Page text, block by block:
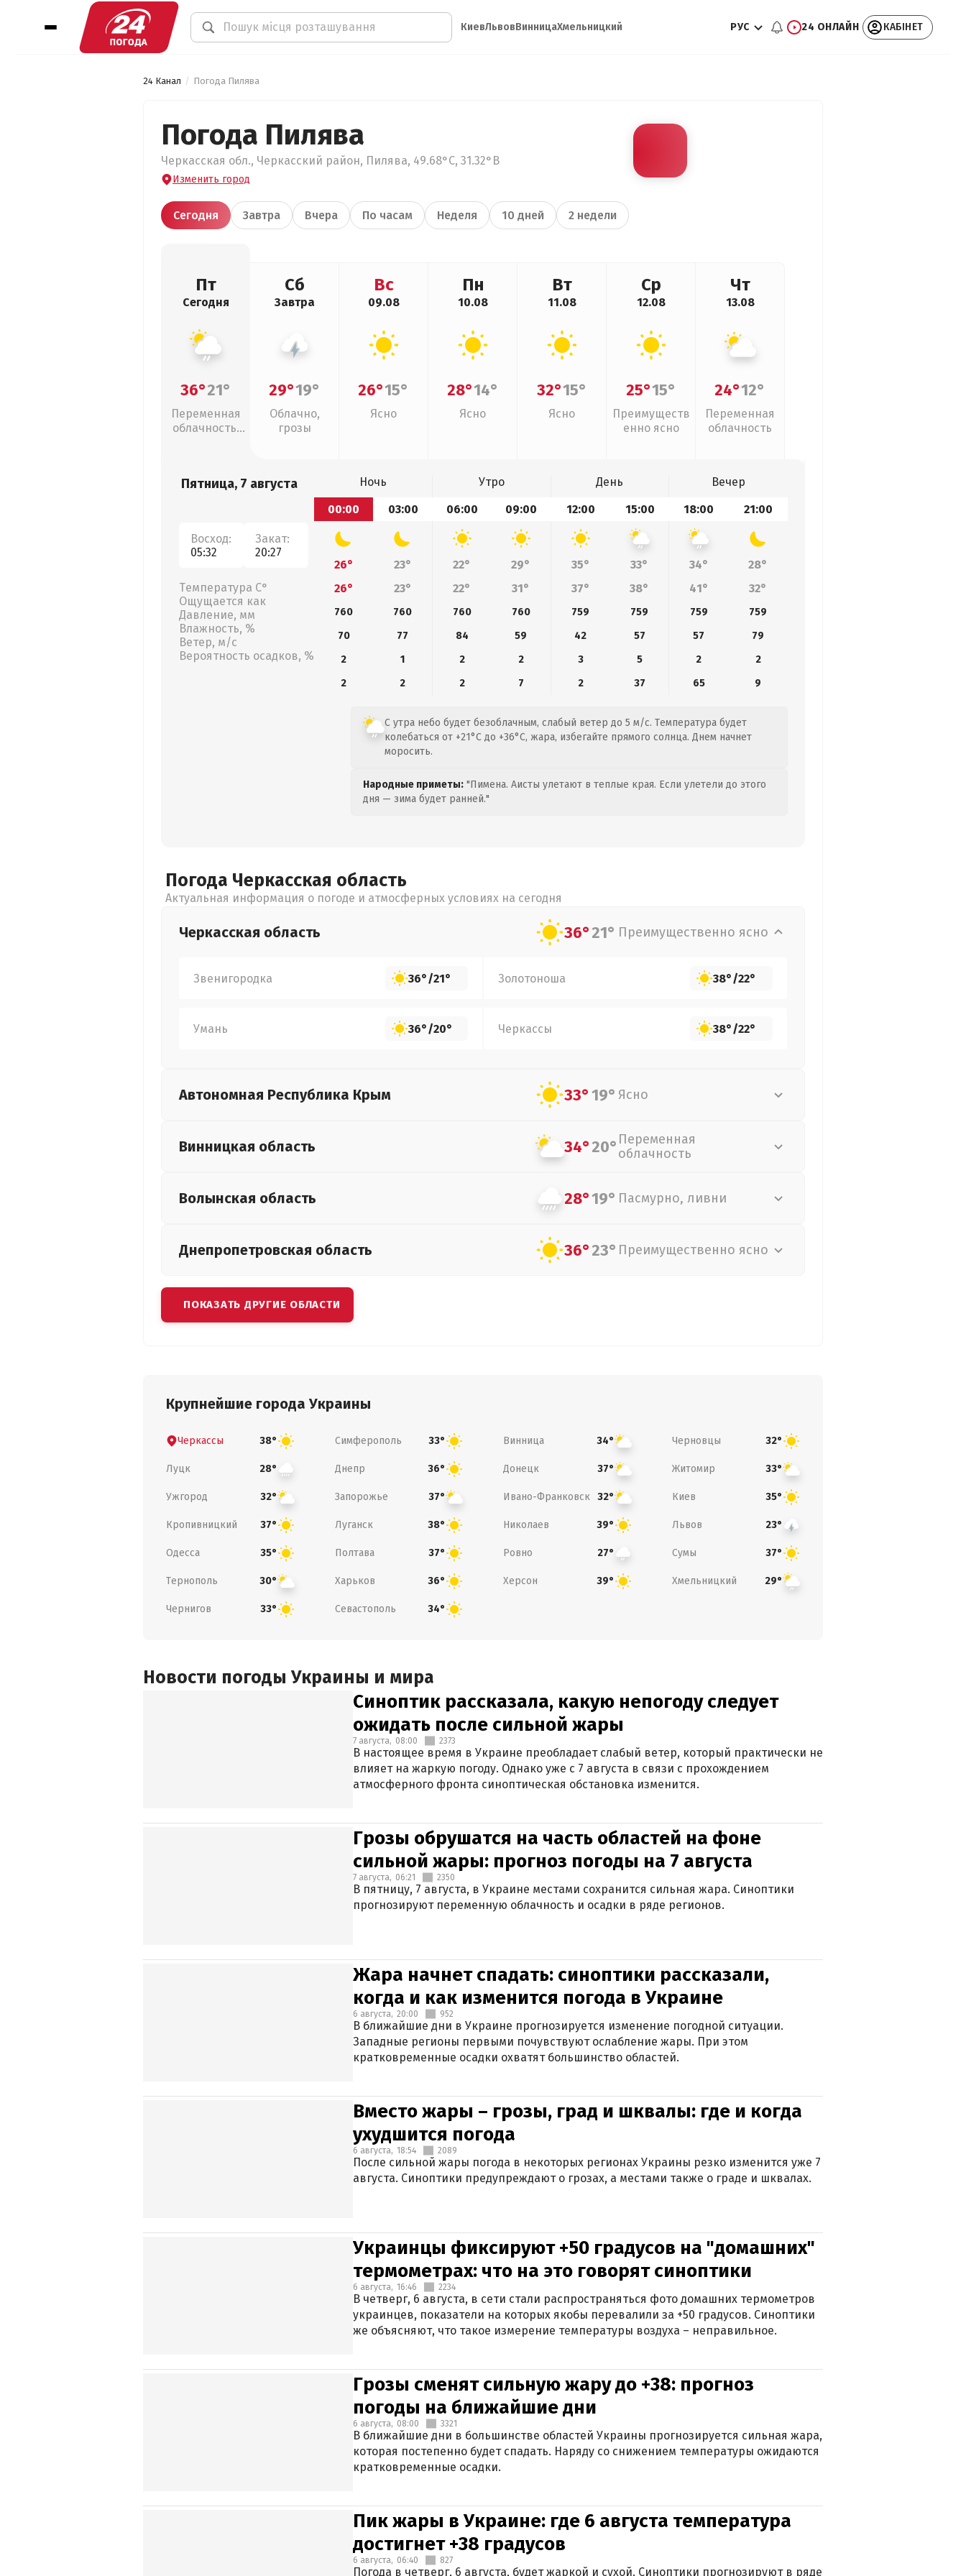
КиевЛьвовВинницаХмельницкий РУС 24 ОНЛАЙН КАБІНЕТ
24 Канал Погода Пилява
Погода Пилява
Черкасская обл., Черкасский район, Пилява, 49.68°С, 31.32°В
Изменить город
Сегодня Завтра Вчера По часам Неделя 10 дней 2 недели
Пт
Сегодня
36°21°
Переменная
облачность,
Сб
Завтра
29°19°
Облачно,
грозы
Вс
09.08
26°15°
Ясно
Пн
10.08
28°14°
Ясно
Вт
11.08
32°15°
Ясно
Ср
12.08
25°15°
Преимуществ
енно ясно
Чт
13.08
24°12°
Переменная
облачность
Пятница, 7 августа
Восход:
05:32
Закат:
20:27
Температура С°
Ощущается как
Давление, мм
Влажность, %
Ветер, м/с
Вероятность осадков, %
Ночь Утро День
Вечер
00:00
03:00 06:00 09:00 12:00 15:00 18:00 21:00
26° 23° 22° 29° 35° 33° 34°
28°
26°
23° 22° 31° 37° 38° 41° 32°
760 760 760 760 759 759 759
759
70
77 84 59 42 57 57
79
2
1 2 2 3 5 2
2
2
2 2 7 2 37 65 9
С утра небо будет безоблачным, слабый ветер до 5 м/с. Температура будет
колебаться от +21°C до +36°C, жара, избегайте прямого солнца. Днем начнет
моросить.
Народные приметы: "Пимена. Аисты улетают в теплые края. Если улетели до этого
дня — зима будет ранней."
Погода Черкасская область
Актуальная информация о погоде и атмосферных условиях на сегодня
Черкасская область 36°21° Преимущественно ясно
Звенигородка 36°/21° Золотоноша 38°/22°
Умань 36°/20° Черкассы 38°/22°
Автономная Республика Крым 33°19° Ясно
Винницкая область 34°20° Переменная
облачность
Волынская область 28°19° Пасмурно, ливни
Днепропетровская область 36°23° Преимущественно ясно
ПОКАЗАТЬ ДРУГИЕ ОБЛАСТИ
Крупнейшие города Украины
Черкассы 38° Симферополь 33° Винница 34° Черновцы 32°
Луцк 28° Днепр 36° Донецк 37° Житомир 33°
Ужгород 32° Запорожье 37° Ивано-Франковск 32° Киев 35°
Кропивницкий 37° Луганск 38° Николаев 39° Львов 23°
Одесса 35° Полтава 37° Ровно 27° Сумы 37°
Тернополь 30° Харьков 36° Херсон 39° Хмельницкий 29°
Чернигов 33° Севастополь 34°
Новости погоды Украины и мира
Синоптик рассказала, какую непогоду следует
ожидать после сильной жары
7 августа, 08:00 2373
В настоящее время в Украине преобладает слабый ветер, который практически не
влияет на жаркую погоду. Однако уже с 7 августа в связи с прохождением
атмосферного фронта синоптическая обстановка изменится.
Грозы обрушатся на часть областей на фоне
сильной жары: прогноз погоды на 7 августа
7 августа, 06:21 2350
В пятницу, 7 августа, в Украине местами сохранится сильная жара. Синоптики
прогнозируют переменную облачность и осадки в ряде регионов.
Жара начнет спадать: синоптики рассказали,
когда и как изменится погода в Украине
6 августа, 20:00 952
В ближайшие дни в Украине прогнозируется изменение погодной ситуации.
Западные регионы первыми почувствуют ослабление жары. При этом
кратковременные осадки охватят большинство областей.
Вместо жары – грозы, град и шквалы: где и когда
ухудшится погода
6 августа, 18:54 2089
После сильной жары погода в некоторых регионах Украины резко изменится уже 7
августа. Синоптики предупреждают о грозах, а местами также о граде и шквалах.
Украинцы фиксируют +50 градусов на "домашних"
термометрах: что на это говорят синоптики
6 августа, 16:46 2234
В четверг, 6 августа, в сети стали распространяться фото домашних термометров
украинцев, показатели на которых якобы перевалили за +50 градусов. Синоптики
же объясняют, что такое измерение температуры воздуха – неправильное.
Грозы сменят сильную жару до +38: прогноз
погоды на ближайшие дни
6 августа, 08:00 3321
В ближайшие дни в большинстве областей Украины прогнозируется сильная жара,
которая постепенно будет спадать. Наряду со снижением температуры ожидаются
кратковременные осадки.
Пик жары в Украине: где 6 августа температура
достигнет +38 градусов
6 августа, 06:40 827
Погода в четверг, 6 августа, будет жаркой и сухой. Синоптики прогнозируют в ряде